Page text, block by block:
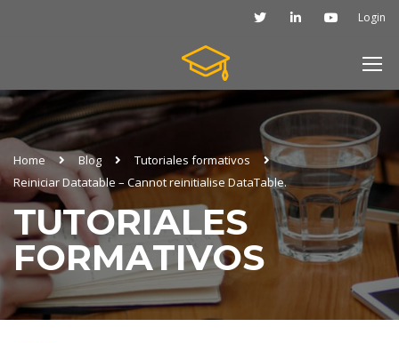
Login
Home Blog
Tutoriales formativos
Reiniciar Datatable – Cannot reinitialise DataTable.
TUTORIALES
FORMATIVOS